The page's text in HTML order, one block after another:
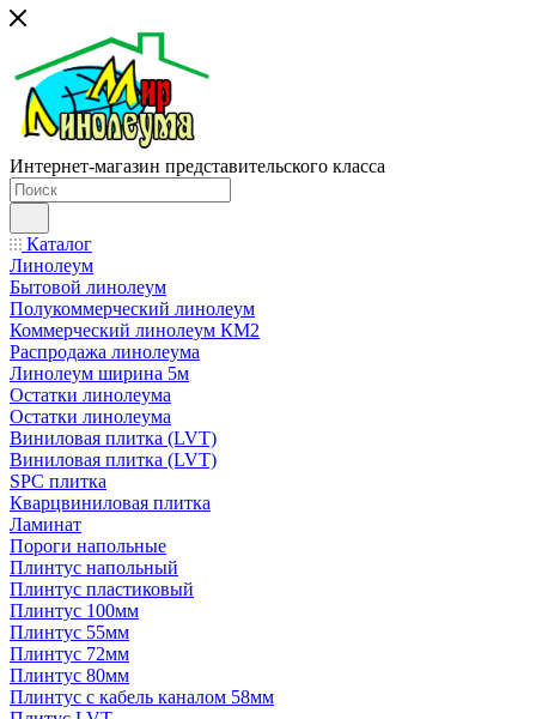
Интернет-магазин представительского класса
Каталог
Линолеум
Бытовой линолеум
Полукоммерческий линолеум
Коммерческий линолеум КМ2
Распродажа линолеума
Линолеум ширина 5м
Остатки линолеума
Остатки линолеума
Виниловая плитка (LVT)
Виниловая плитка (LVT)
SPC плитка
Кварцвиниловая плитка
Ламинат
Пороги напольные
Плинтус напольный
Плинтус пластиковый
Плинтус 100мм
Плинтус 55мм
Плинтус 72мм
Плинтус 80мм
Плинтус с кабель каналом 58мм